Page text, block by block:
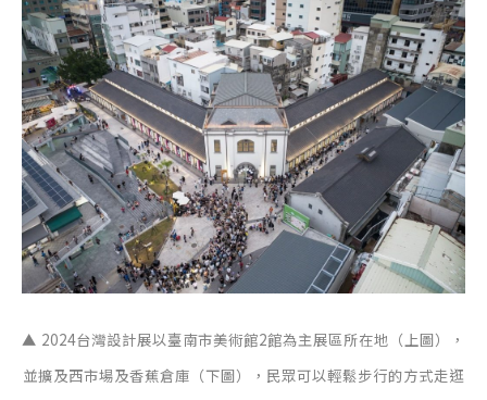
▲ 2024台灣設計展以臺南市美術館2館為主展區所在地（上圖），
並擴及西市場及香蕉倉庫（下圖），民眾可以輕鬆步行的方式走逛